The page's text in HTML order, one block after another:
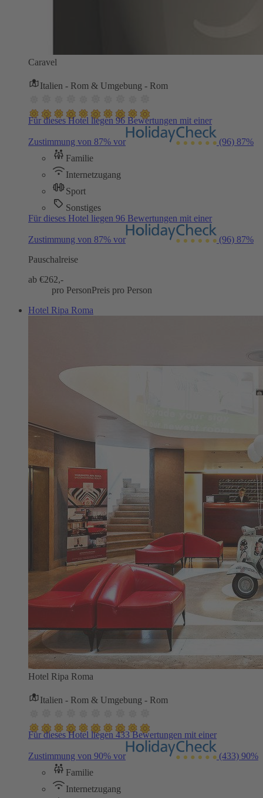
Caravel
Italien - Rom & Umgebung - Rom
Für dieses Hotel liegen 96 Bewertungen mit einer
Zustimmung von 87% vor (96) 87%
Familie
Internetzugang
Sport
Sonstiges
Für dieses Hotel liegen 96 Bewertungen mit einer
Zustimmung von 87% vor (96) 87%
Pauschalreise
ab €262,-
pro PersonPreis pro Person
Hotel Ripa Roma
Hotel Ripa Roma
Italien - Rom & Umgebung - Rom
Für dieses Hotel liegen 433 Bewertungen mit einer
Zustimmung von 90% vor (433) 90%
Familie
Internetzugang